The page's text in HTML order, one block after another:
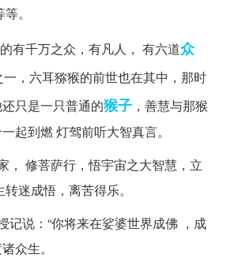
。
有千万之众，有凡人， 有六道众
一，六耳猕猴的前世也在其中，那时
只是一只普通的猴子 ，善慧与那猴
起到燃 灯驾前听大智真言。
， 修菩萨行，悟宇宙之大智慧，立
迷成悟，离苦得乐。
记说：“你将来在娑婆世界成佛 ，成
众生。